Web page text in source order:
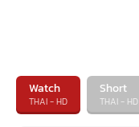
Watch
THAI - HD
Short
THAI - HD